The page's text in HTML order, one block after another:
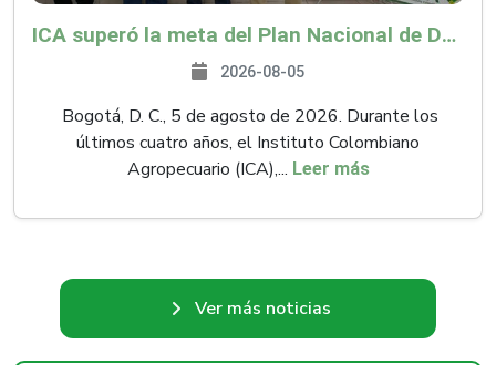
ICA superó la meta del Plan Nacional de Desarrollo y abrió 61 mercados internacionales
2026-08-05
Bogotá, D. C., 5 de agosto de 2026. Durante los
últimos cuatro años, el Instituto Colombiano
Agropecuario (ICA),... Leer más
Ver más noticias